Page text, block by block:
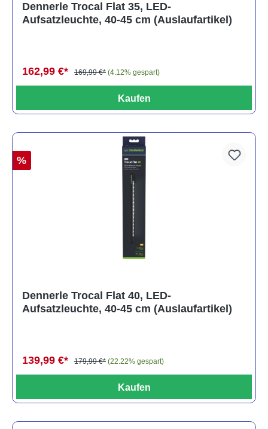
Dennerle Trocal Flat 35, LED-
Aufsatzleuchte, 40-45 cm (Auslaufartikel)
162,99 €* 169,99 €* (4.12% gespart)
Kaufen
%
Dennerle Trocal Flat 40, LED-
Aufsatzleuchte, 40-45 cm (Auslaufartikel)
139,99 €* 179,99 €* (22.22% gespart)
Kaufen